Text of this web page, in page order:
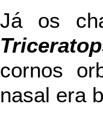
Já os
cornos
nasal era